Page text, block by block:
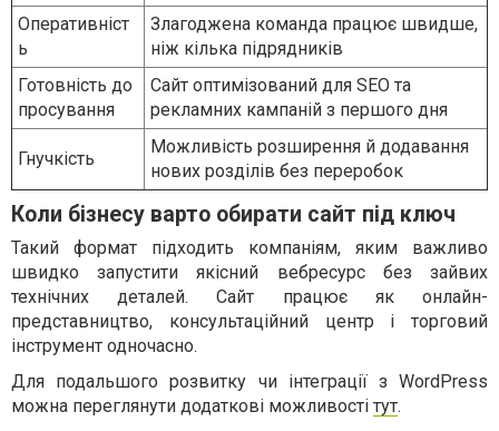
Оперативніст
ь
Злагоджена команда працює швидше,
ніж кілька підрядників
Готовність до
просування
Сайт оптимізований для SEO та
рекламних кампаній з першого дня
Гнучкість
Можливість розширення й додавання
нових розділів без переробок
Коли бізнесу варто обирати сайт під ключ
Такий формат підходить компаніям, яким важливо
швидко запустити якісний вебресурс без зайвих
технічних деталей. Сайт працює як онлайн-
представництво, консультаційний центр і торговий
інструмент одночасно.
Для подальшого розвитку чи інтеграції з WordPress
можна переглянути додаткові можливості тут.